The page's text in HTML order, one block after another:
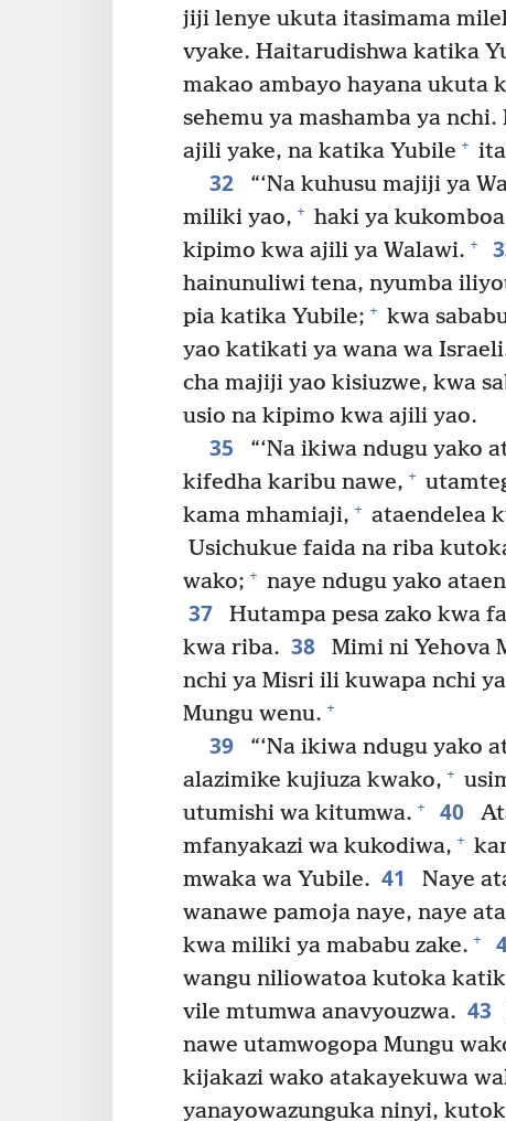
jiji lenye ukuta itasimama
vyake. Haitarudishwa katika
makao ambayo hayana ukuta
sehemu ya mashamba ya
ajili yake, na katika Yubile +
32
“‘Na kuhusu majiji ya
miliki yao, + haki ya
kipimo kwa ajili ya Walawi. +
hainunuliwi tena, nyumba
pia katika Yubile; + kwa
yao katikati ya wana wa
cha majiji yao kisiuzwe, kwa
usio na kipimo kwa ajili yao.
35
“‘Na ikiwa ndugu yako
kifedha karibu nawe, +
kama mhamiaji, + ataendelea
Usichukue faida na riba
wako; + naye ndugu yako
37 Hutampa pesa zako kwa
kwa riba. 38
Mimi ni Yehova
nchi ya Misri ili kuwapa nchi
Mungu wenu. +
39
“‘Na ikiwa ndugu yako
alazimike kujiuza kwako, +
utumishi wa kitumwa. + 40
mfanyakazi wa kukodiwa, +
mwaka wa Yubile. 41
Naye
wanawe pamoja naye, naye
kwa miliki ya mababu zake. +
wangu niliowatoa kutoka
vile mtumwa anavyouzwa. 43
nawe utamwogopa Mungu
kijakazi wako atakayekuwa
yanayowazunguka ninyi,